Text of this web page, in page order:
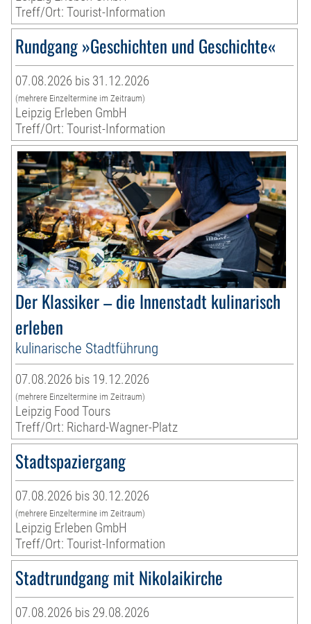
Treff/Ort: Tourist-Information
Rundgang »Geschichten und Geschichte«
07.08.2026 bis 31.12.2026
(mehrere Einzeltermine im Zeitraum)
Leipzig Erleben GmbH
Treff/Ort: Tourist-Information
Der Klassiker – die Innenstadt kulinarisch
erleben
kulinarische Stadtführung
07.08.2026 bis 19.12.2026
(mehrere Einzeltermine im Zeitraum)
Leipzig Food Tours
Treff/Ort: Richard-Wagner-Platz
Stadtspaziergang
07.08.2026 bis 30.12.2026
(mehrere Einzeltermine im Zeitraum)
Leipzig Erleben GmbH
Treff/Ort: Tourist-Information
Stadtrundgang mit Nikolaikirche
07.08.2026 bis 29.08.2026